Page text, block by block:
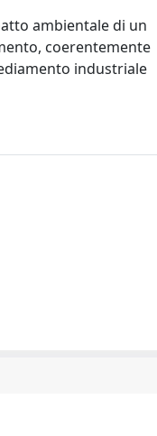
ambientale di un
coerentemente
industriale